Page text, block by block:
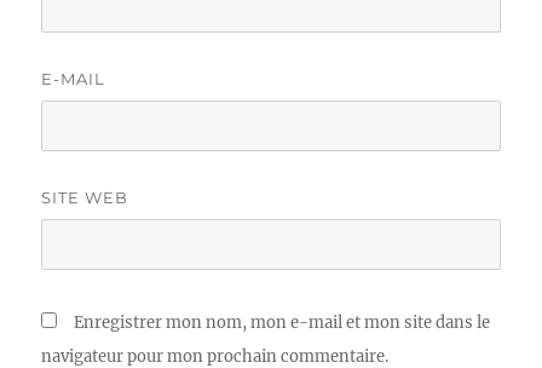
E-MAIL
SITE WEB
Enregistrer mon nom, mon e-mail et mon site dans le
navigateur pour mon prochain commentaire.